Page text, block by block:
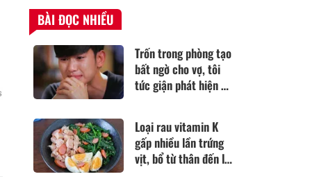
BÀI ĐỌC NHIỀU
Trốn trong phòng tạo
bất ngờ cho vợ, tôi
tức giận phát hiện bí
Loại rau vitamin K
gấp nhiều lần trứng
vịt, bổ từ thân đến lá,